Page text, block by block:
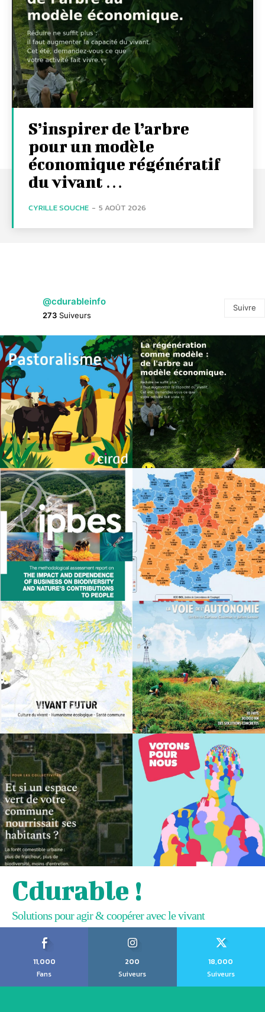
S’inspirer de l’arbre
pour un modèle
économique régénératif
du vivant …
CYRILLE SOUCHE - 5 AOÛT 2026
@cdurableinfo
273 Suiveurs
Suivre
Cdurable !
Solutions pour agir & coopérer avec le vivant
11,000
Fans
200
Suiveurs
18,000
Suiveurs